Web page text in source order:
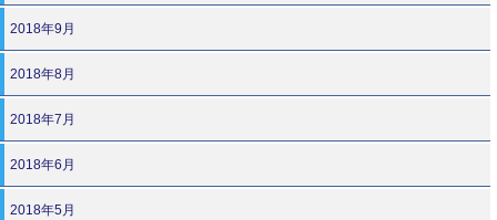
2018年9月
2018年8月
2018年7月
2018年6月
2018年5月